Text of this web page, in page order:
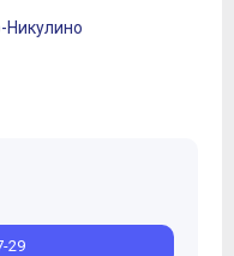
Никулино
29